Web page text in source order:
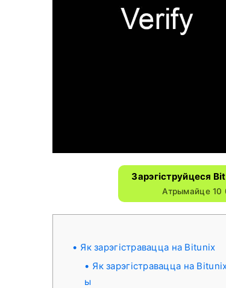
Зарэгіструйцеся
Атрымайце 10
Як зарэгістравацца на Bitunix
Як зарэгістравацца на
ы